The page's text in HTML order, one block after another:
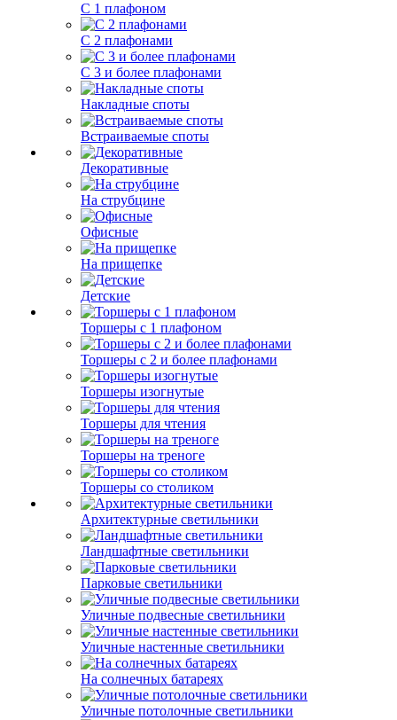
С 1 плафоном
С 2 плафонами
С 3 и более плафонами
Накладные споты
Встраиваемые споты
Декоративные
На струбцине
Офисные
На прищепке
Детские
Торшеры с 1 плафоном
Торшеры с 2 и более плафонами
Торшеры изогнутые
Торшеры для чтения
Торшеры на треноге
Торшеры со столиком
Архитектурные светильники
Ландшафтные светильники
Парковые светильники
Уличные подвесные светильники
Уличные настенные светильники
На солнечных батареях
Уличные потолочные светильники